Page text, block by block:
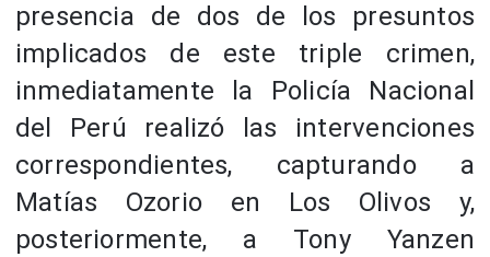
presencia de dos de los presuntos
implicados de este triple crimen,
inmediatamente la Policía Nacional
del Perú realizó las intervenciones
correspondientes, capturando a
Matías Ozorio en Los Olivos y,
posteriormente, a Tony Yanzen